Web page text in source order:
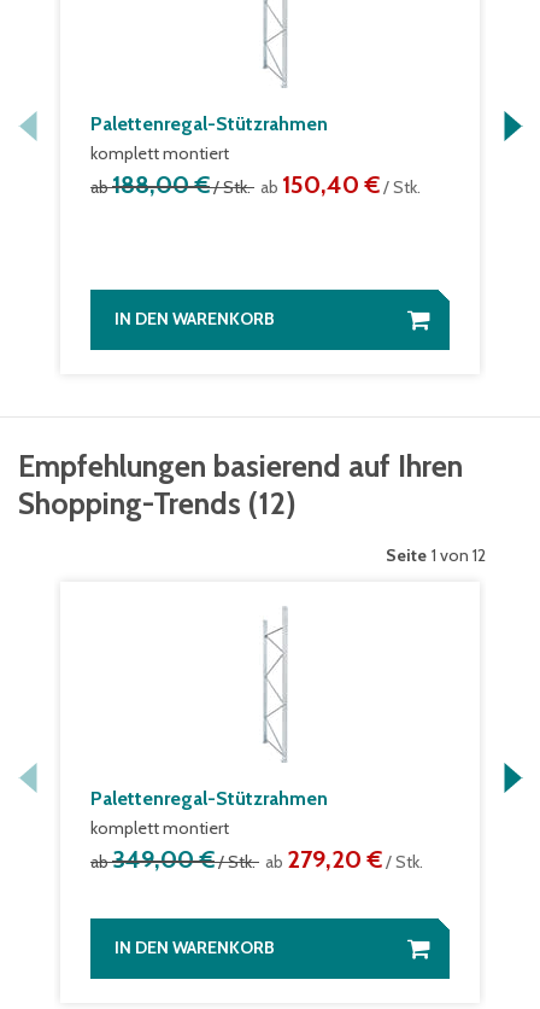
Palettenregal-Stützrahmen
komplett montiert
ab188,00 €/ Stk. ab 150,40 €/ Stk.
IN DEN WARENKORB
Empfehlungen basierend auf Ihren
Shopping-Trends (12)
Seite 1 von 12
Palettenregal-Stützrahmen
komplett montiert
ab349,00 €/ Stk. ab 279,20 €/ Stk.
IN DEN WARENKORB